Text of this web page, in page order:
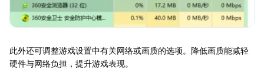
此外还可调整游戏设置中有关网络或画质的选项。降低画质能减轻
硬件与网络负担，提升游戏表现。